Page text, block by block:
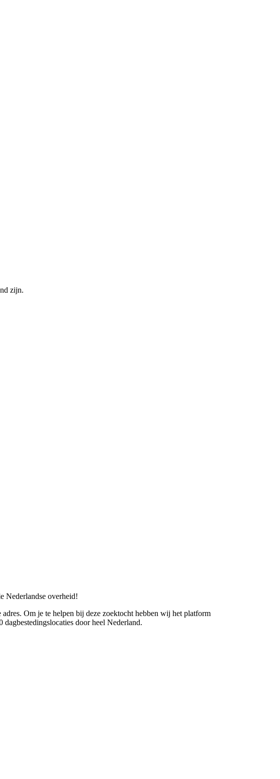
zijn.
Nederlandse overheid!
Om je te helpen bij deze zoektocht hebben wij het platform
door heel Nederland.